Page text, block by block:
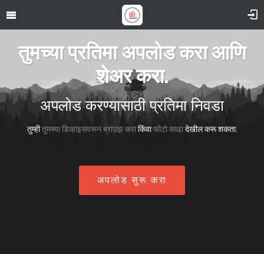
तुमच्या प्रतिमा अपलोड करा आणि
शेअर करा.
अपलोड करण्यासाठी प्रतिमा निवडा
तुम्हीतुमच्या डिव्हाइसवरून ब्राउझ कराकिंवाफोटो काढादेखील करू शकता.
अपलोड सुरू करा